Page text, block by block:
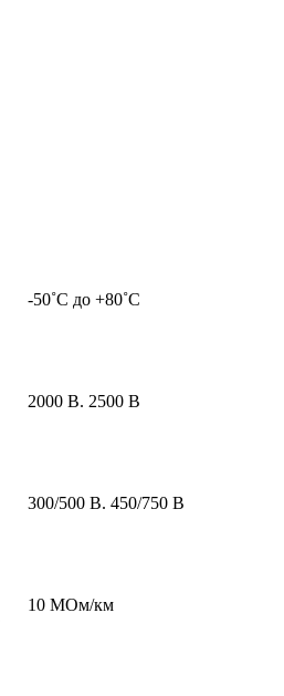
-50˚С до +80˚С
2000 В. 2500 В
300/500 В. 450/750 В
10 МОм/км